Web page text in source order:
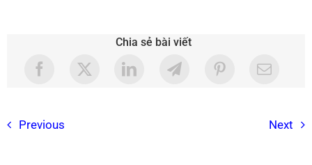
Chia sẻ bài viết
Previous Next